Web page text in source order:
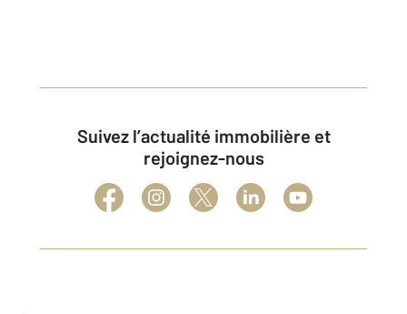
Suivez l’actualité immobilière et
rejoignez-nous